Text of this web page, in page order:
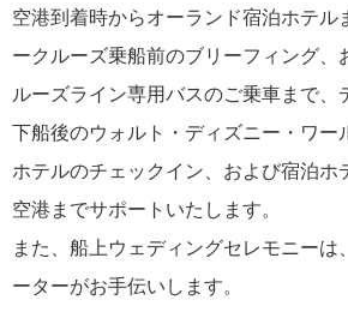
空港到着時からオーランド宿泊ホテル
ークルーズ乗船前のブリーフィング、
ルーズライン専用バスのご乗車まで、
下船後のウォルト・ディズニー・ワー
ホテルのチェックイン、および宿泊ホ
空港までサポートいたします。
また、船上ウェディングセレモニーは
ーターがお手伝いします。